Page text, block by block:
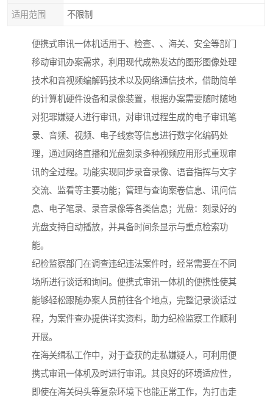
适用范围 不限制
便携式审讯一体机适用于、检查、、海关、安全等部门
移动审讯办案需求，利用现代成熟发达的图形图像处理
技术和音视频编解码技术以及网络通信技术，借助简单
的计算机硬件设备和录像装置，根据办案需要随时随地
对犯罪嫌疑人进行审讯，对审讯过程生成的电子审讯笔
录、音频、视频、电子线索等信息进行数字化编码处
理，通过网络直播和光盘刻录多种视频应用形式重现审
讯的全过程。功能实现同步录音录像、语音指挥与文字
交流、监看等主要功能；管理与查询案卷信息、讯问信
息、电子笔录、录音录像等各类信息；光盘：刻录好的
光盘支持自动播放，并具备时间条显示与重点检索功
能。
纪检监察部门在调查违纪违法案件时，经常需要在不同
场所进行谈话和询问。便携式审讯一体机的便携性使其
能够轻松跟随办案人员前往各个地点，完整记录谈话过
程，为案件查办提供详实资料，助力纪检监察工作顺利
开展。​
在海关缉私工作中，对于查获的走私嫌疑人，可利用便
携式审讯一体机及时进行审讯。其良好的环境适应性，
即使在海关码头等复杂环境下也能正常工作，为打击走